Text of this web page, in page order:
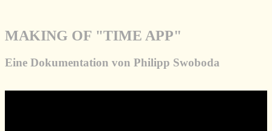
MAKING OF "TIME APP"
Eine Dokumentation von Philipp Swoboda